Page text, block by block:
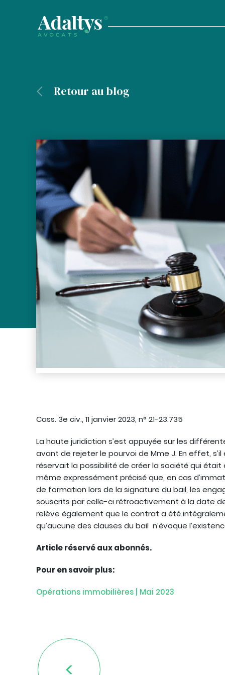
Retour au blog
Cass. 3e civ., 11 janvier 2023, n° 21-23.735
La haute juridiction s’est appuyée sur les
avant de rejeter le pourvoi de Mme J. En effet,
réservait la possibilité de créer la société qui
même expressément précisé que, en cas
de formation lors de la signature du bail, les
souscrits par celle-ci rétroactivement à la date
relève également que le contrat a été
qu’aucune des clauses du bail n’évoque
Article réservé aux abonnés.
Pour en savoir plus:
Opérations immobilières | Mai 2023